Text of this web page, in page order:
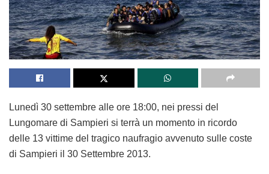
Lunedì 30 settembre alle ore 18:00, nei pressi del
Lungomare di Sampieri si terrà un momento in ricordo
delle 13 vittime del tragico naufragio avvenuto sulle coste
di Sampieri il 30 Settembre 2013.